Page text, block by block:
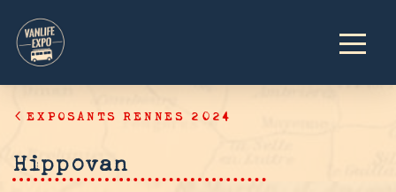
EXPOSANTS RENNES 2024
Hippovan